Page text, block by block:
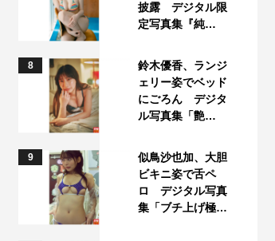
披露 デジタル限
定写真集『純…
8
鈴木優香、ランジ
ェリー姿でベッド
にごろん デジタ
ル写真集「艶…
9
似鳥沙也加、大胆
ビキニ姿で舌ペ
ロ デジタル写真
集「ブチ上げ極…